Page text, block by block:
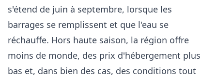
s'étend de juin à septembre, lorsque les
barrages se remplissent et que l'eau se
réchauffe. Hors haute saison, la région offre
moins de monde, des prix d'hébergement plus
bas et, dans bien des cas, des conditions tout